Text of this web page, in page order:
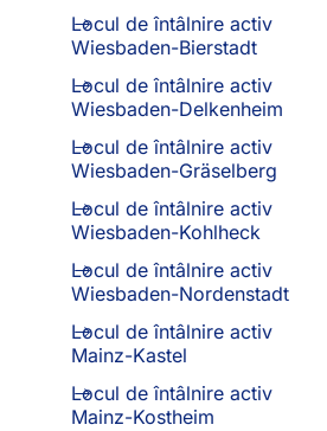
Locul de întâlnire activ
Wiesbaden-Bierstadt
Locul de întâlnire activ
Wiesbaden-Delkenheim
Locul de întâlnire activ
Wiesbaden-Gräselberg
Locul de întâlnire activ
Wiesbaden-Kohlheck
Locul de întâlnire activ
Wiesbaden-Nordenstadt
Locul de întâlnire activ
Mainz-Kastel
Locul de întâlnire activ
Mainz-Kostheim